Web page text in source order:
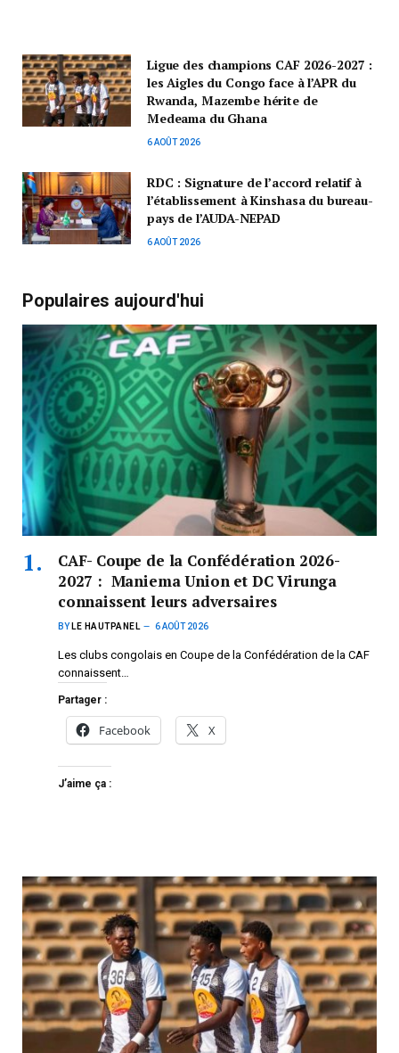
Ligue des champions CAF 2026-2027 :
les Aigles du Congo face à l’APR du
Rwanda, Mazembe hérite de
Medeama du Ghana
6 AOÛT 2026
RDC : Signature de l’accord relatif à
l’établissement à Kinshasa du bureau-
pays de l’AUDA-NEPAD
6 AOÛT 2026
Populaires aujourd'hui
CAF- Coupe de la Confédération 2026-
2027 : Maniema Union et DC Virunga
connaissent leurs adversaires
BY LE HAUTPANEL 6 AOÛT 2026
Les clubs congolais en Coupe de la Confédération de la CAF
connaissent…
Partager :
Facebook X
J’aime ça :